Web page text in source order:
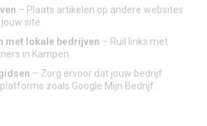
– Plaats artikelen op andere websites
site.
met lokale bedrijven – Ruil links met
in Kampen.
– Zorg ervoor dat jouw bedrijf
zoals Google Mijn Bedrijf.